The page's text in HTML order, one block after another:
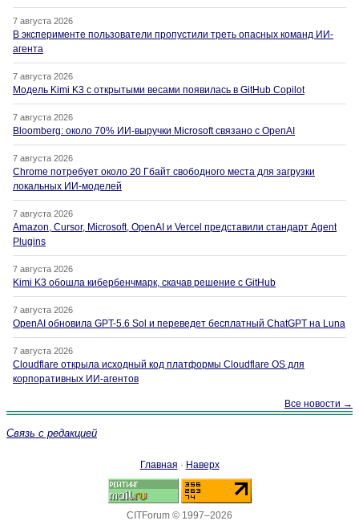
7 августа 2026
В эксперименте пользователи пропустили треть опасных команд ИИ-
агента
7 августа 2026
Модель Kimi K3 с открытыми весами появилась в GitHub Copilot
7 августа 2026
Bloomberg: около 70% ИИ-выручки Microsoft связано с OpenAI
7 августа 2026
Chrome потребует около 20 Гбайт свободного места для загрузки
локальных ИИ-моделей
7 августа 2026
Amazon, Cursor, Microsoft, OpenAI и Vercel представили стандарт Agent
Plugins
7 августа 2026
Kimi K3 обошла кибербенчмарк, скачав решение с GitHub
7 августа 2026
OpenAI обновила GPT-5.6 Sol и переведет бесплатный ChatGPT на Luna
7 августа 2026
Cloudflare открыла исходный код платформы Cloudflare OS для
корпоративных ИИ-агентов
Все новости →
Связь с редакцией
Главная · Наверх
CITForum © 1997–2026